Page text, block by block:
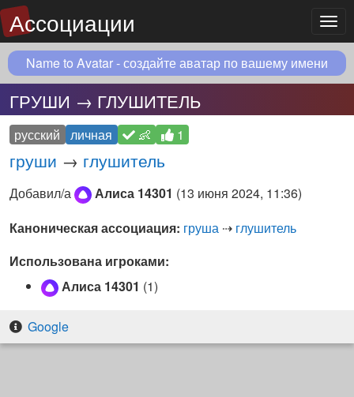
Ассоциации
Name to Avatar - создайте аватар по вашему имени
ГРУШИ → ГЛУШИТЕЛЬ
русский личная 👶 1
груши → глушитель
Добавил/а Алиса 14301 (13 июня 2024, 11:36)
Каноническая ассоциация: груша ⇢ глушитель
Использована игроками:
Алиса 14301 (1)
Google